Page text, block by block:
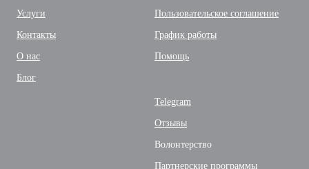
Услуги
Контакты
О нас
Блог
Пользовательское соглашение
График работы
Помощь
Telegram
Отзывы
Волонтерство
Партнерские программы